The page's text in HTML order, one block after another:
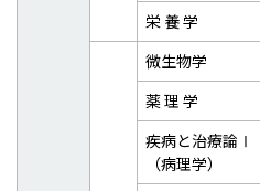
栄 養 学
微生物学
薬 理 学
疾病と治療論Ⅰ
（病理学）